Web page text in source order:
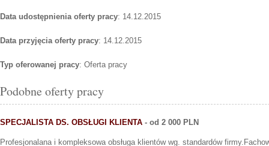
Data udostępnienia oferty pracy: 14.12.2015
Data przyjęcia oferty pracy: 14.12.2015
Typ oferowanej pracy: Oferta pracy
Podobne oferty pracy
SPECJALISTA DS. OBSŁUGI KLIENTA - od 2 000 PLN
Profesjonalana i kompleksowa obsługa klientów wg. standardów